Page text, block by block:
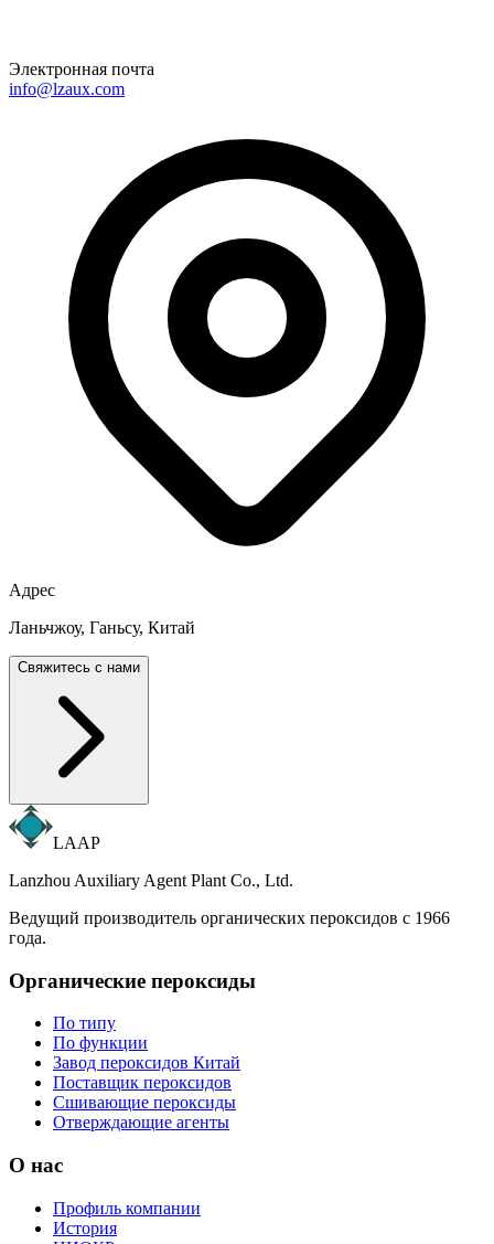
Электронная почта
info@lzaux.com
Адрес
Ланьчжоу, Ганьсу, Китай
Свяжитесь с нами
LAAP
Lanzhou Auxiliary Agent Plant Co., Ltd.
Ведущий производитель органических пероксидов с 1966
года.
Органические пероксиды
По типу
По функции
Завод пероксидов Китай
Поставщик пероксидов
Сшивающие пероксиды
Отверждающие агенты
О нас
Профиль компании
История